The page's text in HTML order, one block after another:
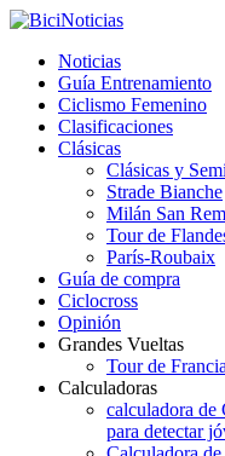
Noticias
Guía Entrenamiento
Ciclismo Femenino
Clasificaciones
Clásicas
Clásicas y
Strade Bianche
Milán San
Tour de
París-Roubaix
Guía de compra
Ciclocross
Opinión
Grandes Vueltas
Tour de Francia
Calculadoras
calculadora de
para detectar